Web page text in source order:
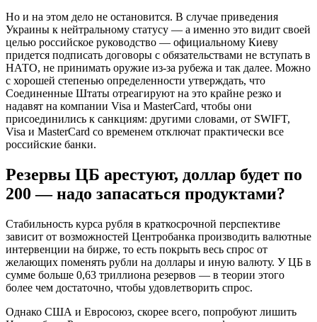
Но и на этом дело не остановится. В случае приведения
Украины к нейтральному статусу — а именно это видит своей
целью российское руководство — официальному Киеву
придется подписать договоры с обязательствами не вступать в
НАТО, не принимать оружие из-за рубежа и так далее. Можно
с хорошей степенью определенности утверждать, что
Соединенные Штаты отреагируют на это крайне резко и
надавят на компании Visa и MasterСard, чтобы они
присоединились к санкциям: другими словами, от SWIFT,
Visa и MasterCard со временем отключат практически все
российские банки.
Резервы ЦБ арестуют, доллар будет по
200 — надо запасаться продуктами?
Стабильность курса рубля в краткосрочной перспективе
зависит от возможностей Центробанка производить валютные
интервенции на бирже, то есть покрыть весь спрос от
желающих поменять рубли на доллары и иную валюту. У ЦБ в
сумме больше 0,63 триллиона резервов — в теории этого
более чем достаточно, чтобы удовлетворить спрос.
Однако США и Евросоюз, скорее всего, попробуют лишить